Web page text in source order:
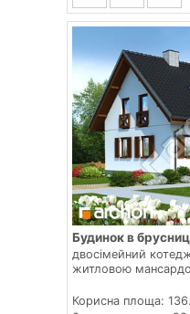
Будинок в
двосімейний
житловою
Корисна площа: